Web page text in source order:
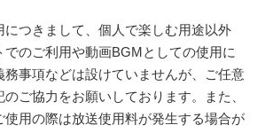
につきまして、個人で楽しむ用途以外
でのご利用や動画BGMとしての使用に
務事項などは設けていませんが、ご任意
ご協力をお願いしております。また、
使用の際は放送使用料が発生する場合が